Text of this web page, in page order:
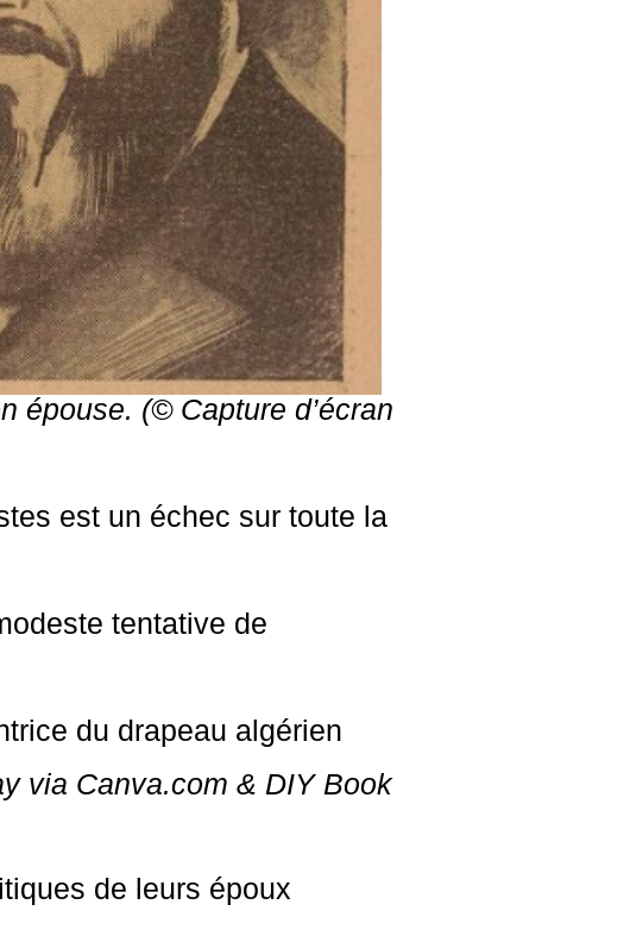
épouse. (© Capture d’écran
est un échec sur toute la
tentative de
via Canva.com & DIY Book
de leurs époux